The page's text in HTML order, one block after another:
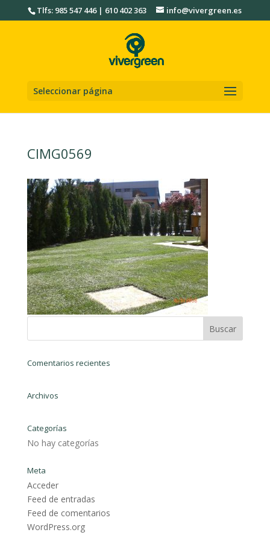
Tlfs: 985 547 446 | 610 402 363 info@vivergreen.es
Seleccionar página
CIMG0569
Comentarios recientes
Archivos
Categorías
No hay categorías
Meta
Acceder
Feed de entradas
Feed de comentarios
WordPress.org